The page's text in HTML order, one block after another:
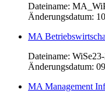
Dateiname:
Änderungsdatum:
MA
Dateiname:
Änderungsdatum:
MA Management